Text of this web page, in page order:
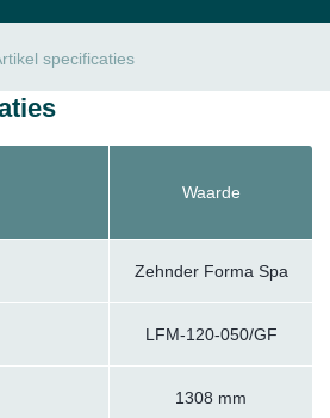
specificaties
Waarde
Zehnder Forma Spa
LFM-120-050/GF
1308 mm